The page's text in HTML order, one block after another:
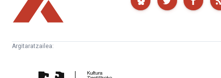
Argitaratzailea:
Zientifikoko